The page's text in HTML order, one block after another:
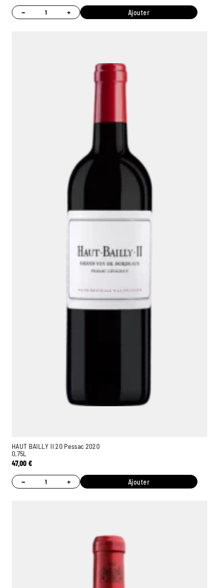
− + Ajouter
HAUT BAILLY II 20 Pessac 2020
0,75L
47,00€
− + Ajouter